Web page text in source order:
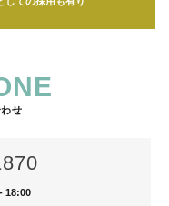
せ
18:00